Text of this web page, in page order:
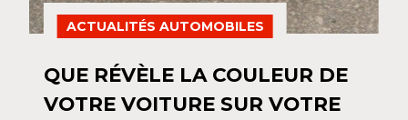
ACTUALITÉS AUTOMOBILES
QUE RÉVÈLE LA COULEUR DE
VOTRE VOITURE SUR VOTRE